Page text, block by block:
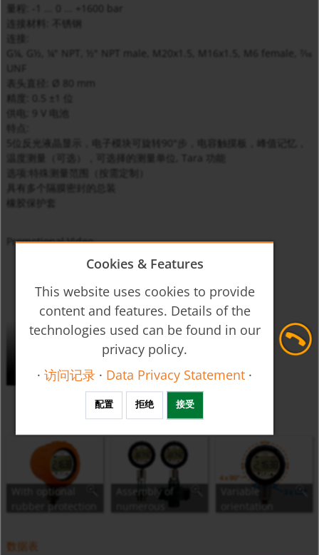
量程:
-1 ... 0 ... +1600 bar
连接材料:
不锈钢
连接:
G¼, G½, ¼" NPT, ½" NPT male, M20x1.5
M16x1.5, M6 female, 7⁄16
UNF
表头直径:
Ø 80 mm
精度:
0.5 ±1 位
9 V 电池
特点:
5位反光液晶显示，电子模块可旋转90°步，电容触摸板，峰值记忆，
温度测量（可选），可选择的测量单位, Tara 功能
特殊测量范围（按需定制）
具有多个隔膜密封的总装
橡胶保护套
Promotional Video
With optional
rubber protection
Elastomer, serves
Variable
orientation
数据表
Cookies & Features
This website uses cookies to provide
content and features. Details of the
technologies used can be found in our
privacy policy.
·访问记录 · Data Privacy Statement ·
配置 拒绝 接受